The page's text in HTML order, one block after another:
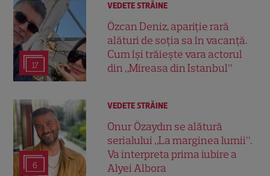
17
VEDETE STRĂINE
Özcan Deniz, apariție rară
alături de soția sa în vacanță.
Cum își trăiește vara actorul
din „Mireasa din Istanbul”
6
VEDETE STRĂINE
Onur Özaydın se alătură
serialului „La marginea lumii”.
Va interpreta prima iubire a
Alyei Albora